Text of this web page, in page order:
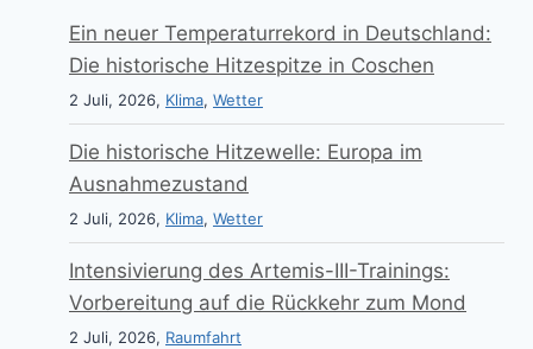
Ein neuer Temperaturrekord in Deutschland:
Die historische Hitzespitze in Coschen
2 Juli, 2026, Klima, Wetter
Die historische Hitzewelle: Europa im
Ausnahmezustand
2 Juli, 2026, Klima, Wetter
Intensivierung des Artemis-III-Trainings:
Vorbereitung auf die Rückkehr zum Mond
2 Juli, 2026, Raumfahrt